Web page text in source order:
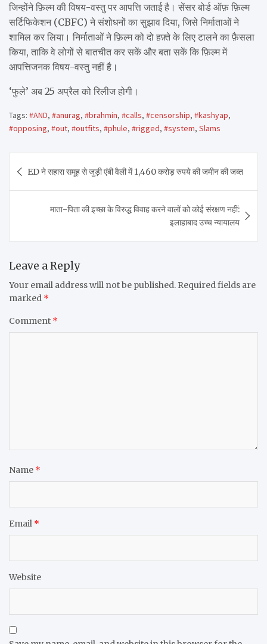
जिन्होंने फ़िल्म की विषय-वस्तु पर आपत्ति जताई है। सेंसर बोर्ड ऑफ़ फ़िल्म
सर्टिफिकेशन (CBFC) ने संशोधनों का सुझाव दिया, जिसे निर्माताओं ने
शामिल कर लिया। निर्माताओं ने फ़िल्म को दो हफ़्ते के लिए टालने का फ़ैसला
किया, ताकि वे लोगों से बातचीत कर सकें और बता सकें कि फ़िल्म में
आपत्तिजनक विषय-वस्तु नहीं है।
‘फुले’ अब 25 अप्रैल को रिलीज होगी।
Tags: #AND, #anurag, #brahmin, #calls, #censorship, #kashyap,
#opposing, #out, #outfits, #phule, #rigged, #system, Slams
navigation
ED ने सहारा समूह से जुड़ी एंबी वैली में 1,460 करोड़ रुपये की जमीन की जब्त
माता-पिता की इच्छा के विरुद्ध विवाह करने वालों को कोई संरक्षण नहीं:
इलाहाबाद उच्च न्यायालय
Leave a Reply
Your email address will not be published. Required fields are
marked *
Comment *
Name *
Email *
Website